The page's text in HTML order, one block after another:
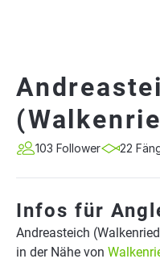
103 Follower 22
Infos für
Andreasteich
in der Nähe von